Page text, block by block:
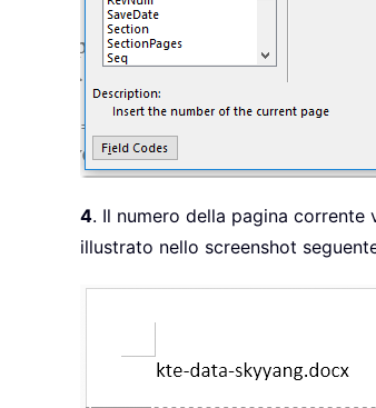
4. Il numero della pagina
illustrato nello screenshot